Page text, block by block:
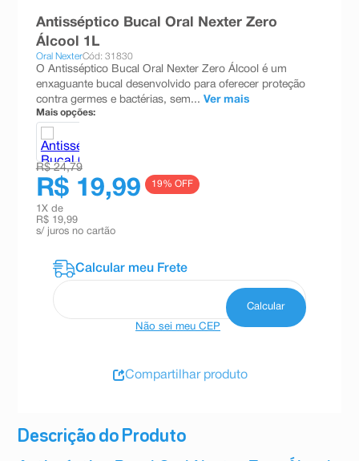
absorvente
10ºshampoo
Descrição do Produto
Antisséptico Bucal Oral Nexter Zero
Álcool 1L
Oral NexterCód: 31830
O Antisséptico Bucal Oral Nexter Zero Álcool é um
enxaguante bucal desenvolvido para oferecer proteção
contra germes e bactérias, sem... Ver mais
Mais opções:
R$ 24,79
R$ 19,99 19% OFF
1 X de
R$ 19,99
s/ juros no cartão
Não sei meu CEP
Compartilhar produto